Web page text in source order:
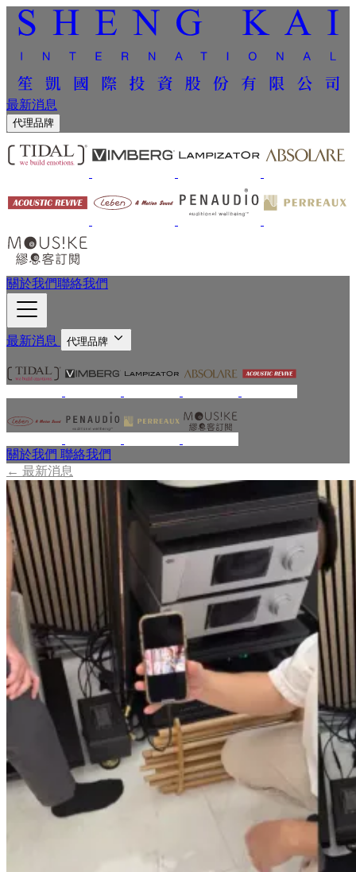
最新消息
代理品牌
關於我們聯絡我們
最新消息 代理品牌
關於我們 聯絡我們
← 最新消息